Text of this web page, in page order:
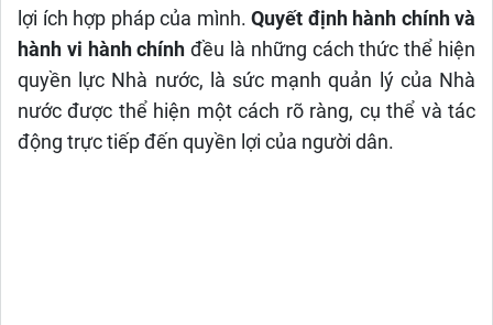
lợi ích hợp pháp của mình. Quyết định hành chính và
hành vi hành chính đều là những cách thức thể hiện
quyền lực Nhà nước, là sức mạnh quản lý của Nhà
nước được thể hiện một cách rõ ràng, cụ thể và tác
động trực tiếp đến quyền lợi của người dân.